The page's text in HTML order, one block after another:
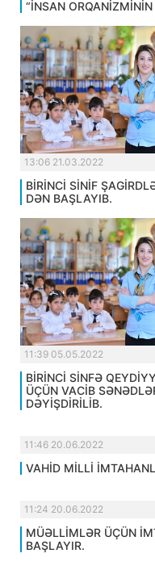
“İNSAN
13:06 21.03.2022
BİRİNCİ SİNİF
DƏN BAŞLAYIB.
11:39 05.05.2022
BİRİNCİ SİNFƏ
ÜÇÜN VACİB
DƏYİŞDİRİLİB.
11:46 20.06.2022
VAHİD MİLLİ
11:24 20.06.2022
MÜƏLLİMLƏR ÜÇÜN
BAŞLAYIR.